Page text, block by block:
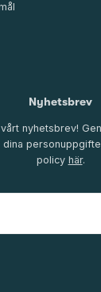
Nyhetsbrev
nyhetsbrev!
policy här.